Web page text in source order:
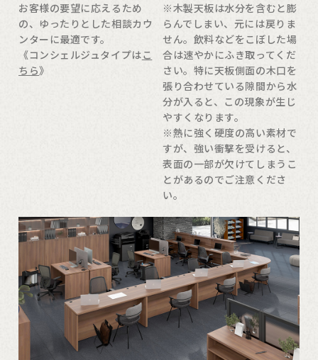
お客様の要望に応えるため
の、ゆったりとした相談カウ
ンターに最適です。
《コンシェルジュタイプはこ
ちら》
※木製天板は水分を含むと膨
らんでしまい、元には戻りま
せん。飲料などをこぼした場
合は速やかにふき取ってくだ
さい。特に天板側面の木口を
張り合わせている隙間から水
分が入ると、この現象が生じ
やすくなります。
※熱に強く硬度の高い素材で
すが、強い衝撃を受けると、
表面の一部が欠けてしまうこ
とがあるのでご注意くださ
い。